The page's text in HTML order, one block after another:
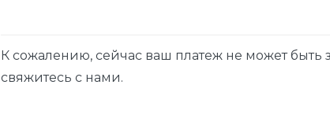
К сожалению, сейчас ваш платеж не может быть
свяжитесь с нами.